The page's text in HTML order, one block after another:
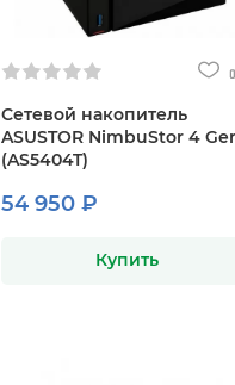
Сетевой накопитель
ASUSTOR NimbuStor 4
(AS5404T)
54 950 ₽
Купить